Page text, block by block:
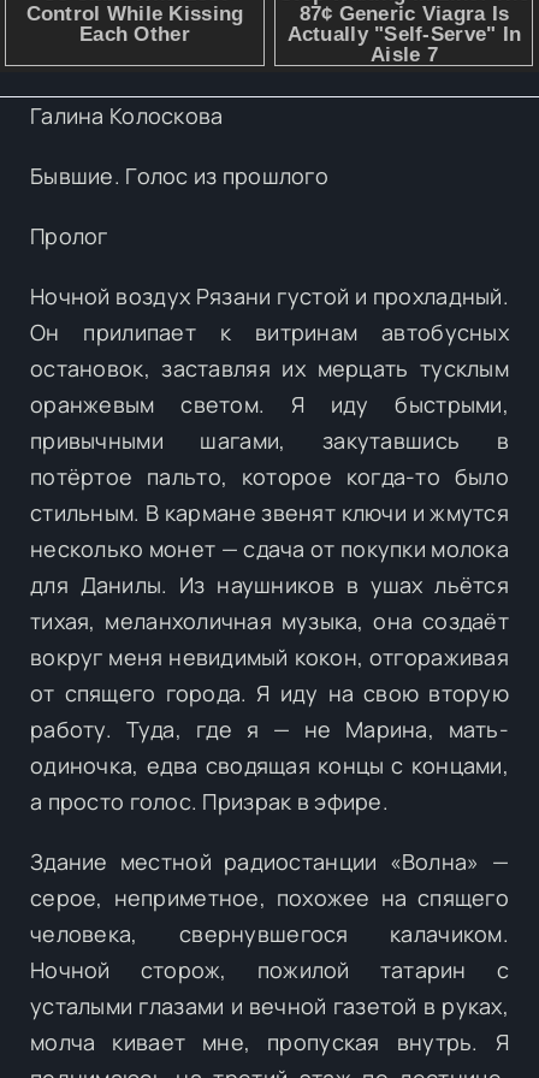
Галина Колоскова
Бывшие. Голос из прошлого
Пролог
Ночной воздух Рязани густой и прохладный.
Он прилипает к витринам автобусных
остановок, заставляя их мерцать тусклым
оранжевым светом. Я иду быстрыми,
привычными шагами, закутавшись в
потёртое пальто, которое когда-то было
стильным. В кармане звенят ключи и жмутся
несколько монет — сдача от покупки молока
для Данилы. Из наушников в ушах льётся
тихая, меланхоличная музыка, она создаёт
вокруг меня невидимый кокон, отгораживая
от спящего города. Я иду на свою вторую
работу. Туда, где я — не Марина, мать-
одиночка, едва сводящая концы с концами,
а просто голос. Призрак в эфире.
Здание местной радиостанции «Волна» —
серое, неприметное, похожее на спящего
человека, свернувшегося калачиком.
Ночной сторож, пожилой татарин с
усталыми глазами и вечной газетой в руках,
молча кивает мне, пропуская внутрь. Я